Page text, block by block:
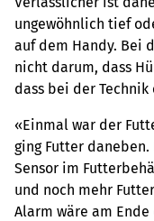
ungewöhnlich tief
auf dem Handy. Bei
nicht darum, dass
dass bei der
«Einmal war der
ging Futter
Sensor im
und noch mehr
Alarm wäre am